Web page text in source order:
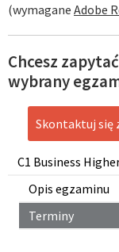
C1 Business
Opis egzaminu
Terminy
(wymagane Adobe
Chcesz
wybrany
Skontaktuj się